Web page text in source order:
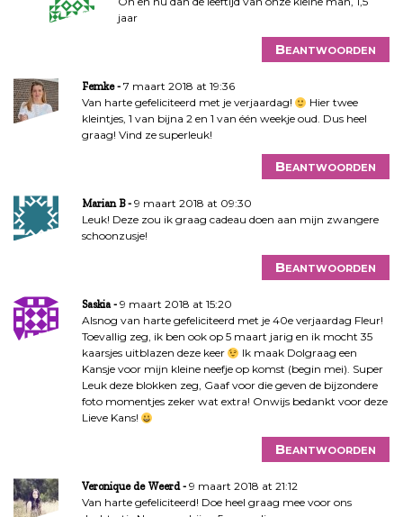
jaar
Beantwoorden
Femke
7 maart 2018 at 19:36
Van harte gefeliciteerd met je verjaardag!
Hier twee
kleintjes, 1 van bijna 2 en 1 van één weekje oud. Dus heel
graag! Vind ze superleuk!
Beantwoorden
Marian B
9 maart 2018 at 09:30
Leuk! Deze zou ik graag cadeau doen aan mijn zwangere
schoonzusje!
Beantwoorden
Saskia
9 maart 2018 at 15:20
Alsnog van harte gefeliciteerd met je 40e verjaardag Fleur!
Toevallig zeg, ik ben ook op 5 maart jarig en ik mocht 35
kaarsjes uitblazen deze keer
Ik maak Dolgraag een
Kansje voor mijn kleine neefje op komst (begin mei). Super
Leuk deze blokken zeg, Gaaf voor die geven de bijzondere
foto momentjes zeker wat extra! Onwijs bedankt voor deze
Lieve Kans!
Beantwoorden
Veronique de Weerd
9 maart 2018 at 21:12
Van harte gefeliciteerd! Doe heel graag mee voor ons